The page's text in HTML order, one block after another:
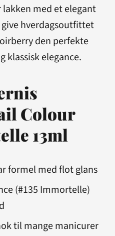
med et elegant
hverdagsoutfittet
den perfekte
klassisk elegance.
Colour
13ml
formel med flot glans
(#135 Immortelle)
til mange manicurer